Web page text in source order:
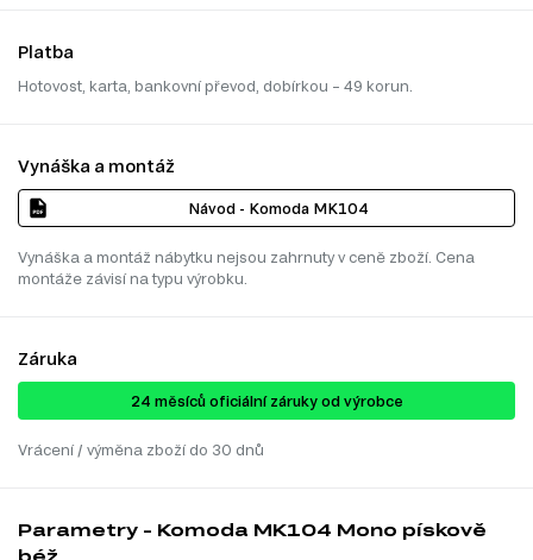
Platba
Hotovost, karta, bankovní převod, dobírkou – 49 korun.
Vynáška a montáž
Návod - Komoda MK104
Vynáška a montáž nábytku nejsou zahrnuty v ceně zboží. Cena
montáže závisí na typu výrobku.
Záruka
24 ​​​​měsíců oficiální záruky od výrobce
Vrácení / výměna zboží do 30 dnů
Parametry - Komoda MK104 Mono pískově
béž